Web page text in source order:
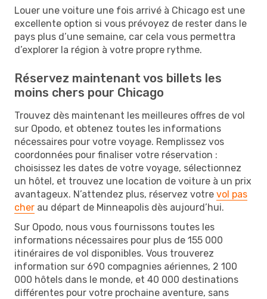
Louer une voiture une fois arrivé à Chicago est une
excellente option si vous prévoyez de rester dans le
pays plus d’une semaine, car cela vous permettra
d’explorer la région à votre propre rythme.
Réservez maintenant vos billets les
moins chers pour Chicago
Trouvez dès maintenant les meilleures offres de vol
sur Opodo, et obtenez toutes les informations
nécessaires pour votre voyage. Remplissez vos
coordonnées pour finaliser votre réservation :
choisissez les dates de votre voyage, sélectionnez
un hôtel, et trouvez une location de voiture à un prix
avantageux. N’attendez plus, réservez votre vol pas
cher au départ de Minneapolis dès aujourd’hui.
Sur Opodo, nous vous fournissons toutes les
informations nécessaires pour plus de 155 000
itinéraires de vol disponibles. Vous trouverez
information sur 690 compagnies aériennes, 2 100
000 hôtels dans le monde, et 40 000 destinations
différentes pour votre prochaine aventure, sans